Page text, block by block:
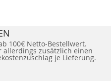
100€ Netto-Bestellwert.
allerdings zusätzlich einen
je Lieferung.